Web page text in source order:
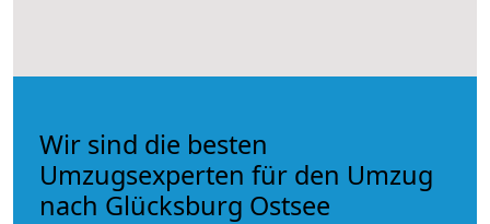
Wir sind die besten
Umzugsexperten für den Umzug
nach Glücksburg Ostsee